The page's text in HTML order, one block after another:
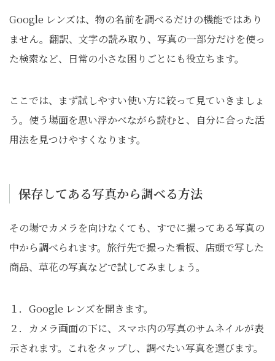
Google レンズは、物の名前を調べるだけの機能ではあり
ません。翻訳、文字の読み取り、写真の一部分だけを使っ
た検索など、日常の小さな困りごとにも役立ちます。
ここでは、まず試しやすい使い方に絞って見ていきましょ
う。使う場面を思い浮かべながら読むと、自分に合った活
用法を見つけやすくなります。
保存してある写真から調べる方法
その場でカメラを向けなくても、すでに撮ってある写真の
中から調べられます。旅行先で撮った看板、店頭で写した
商品、草花の写真などで試してみましょう。
１．Google レンズを開きます。
２．カメラ画面の下に、スマホ内の写真のサムネイルが表
示されます。これをタップし、調べたい写真を選びます。